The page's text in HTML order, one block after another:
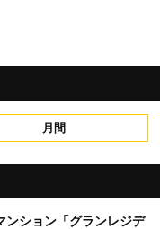
月間
ンション「グランレジデ